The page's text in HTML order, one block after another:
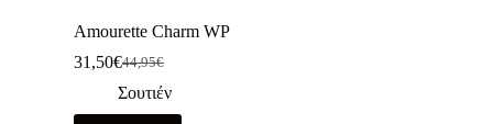
Amourette Charm WP
44,95€
31,50€
Σουτιέν